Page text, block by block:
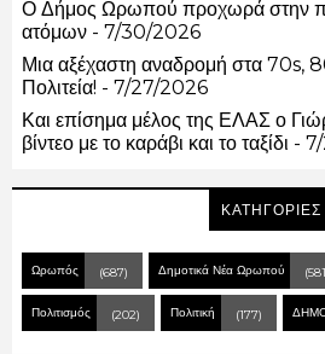
Ο Δήμος Ωρωπού προχωρά στην
ατόμων - 7/30/2026
Μια αξέχαστη αναδρομή στα 70s,
Πολιτεία! - 7/27/2026
Και επίσημα μέλος της ΕΛΑΣ ο
βίντεο με το καράβι και το ταξίδι -
ΚΑΤΗΓΟΡΙΕΣ
Ωρωπός (687) Δημοτικά Νέα Ωρωπού
Πολιτισμός (202) Πολιτική (177)